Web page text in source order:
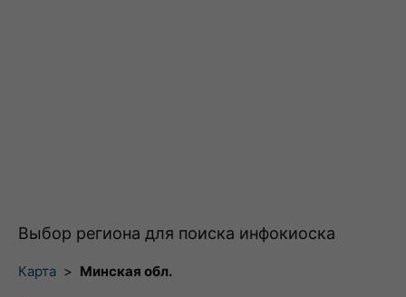
Выбор региона для поиска инфокиоска
Карта > Минская обл.